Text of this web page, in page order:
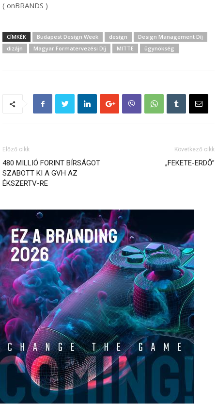
( onBRANDS )
CÍMKÉK Budapest Design Week design
Design Management Díj
dizájn
Magyar Formatervezési Díj MITTE ügynökség
Előző cikk
480 MILLIÓ FORINT BÍRSÁGOT
SZABOTT KI A GVH AZ
ÉKSZERTV-RE
Következő cikk
„FEKETE-ERDŐ”